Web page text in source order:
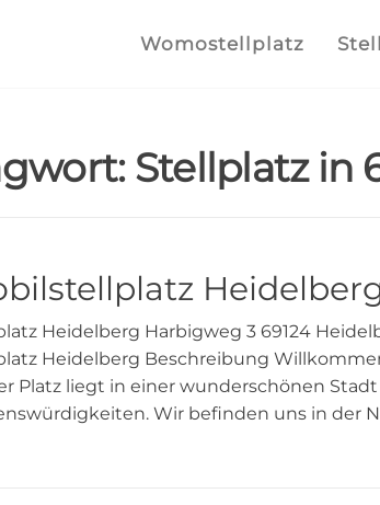
Womostellplatz
Stellplatz in
Heidelberg Harbigweg 3 69124
Heidelberg Beschreibung
Platz liegt in einer wunderschönen
Wir befinden uns in der